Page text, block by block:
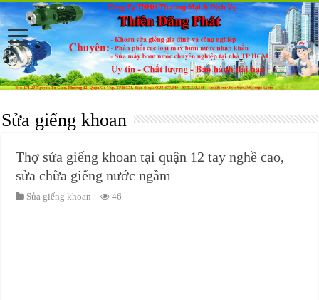
Sửa giếng khoan
Thợ sửa giếng khoan tại quận 12 tay nghề cao,
sửa chữa giếng nước ngầm
Sửa giếng khoan 46